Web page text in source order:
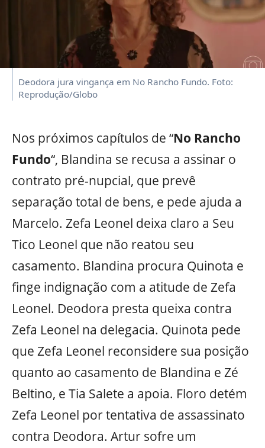
Deodora jura vingança em No Rancho Fundo. Foto:
Reprodução/Globo
Nos próximos capítulos de “No Rancho
Fundo“, Blandina se recusa a assinar o
contrato pré-nupcial, que prevê
separação total de bens, e pede ajuda a
Marcelo. Zefa Leonel deixa claro a Seu
Tico Leonel que não reatou seu
casamento. Blandina procura Quinota e
finge indignação com a atitude de Zefa
Leonel. Deodora presta queixa contra
Zefa Leonel na delegacia. Quinota pede
que Zefa Leonel reconsidere sua posição
quanto ao casamento de Blandina e Zé
Beltino, e Tia Salete a apoia. Floro detém
Zefa Leonel por tentativa de assassinato
contra Deodora. Artur sofre um